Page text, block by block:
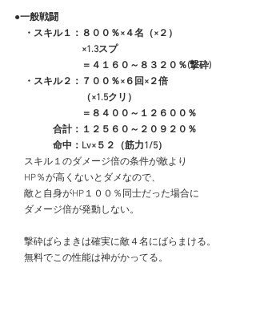
●一般戦闘
・スキル１：８００％×４名（×２）
×1.3スプ
＝４１６０～８３２０％(撃砕)
・スキル２：７００％×６回×２倍
（×1.5クリ）
＝８４００～１２６００％
合計：１２５６０～２０９２０％
命中：Lv×５２（筋力1/5）
スキル１のダメージ倍の条件が敵より
HP％が高くないとダメなので、
敵と自身がHP１００％同士だった場合に
ダメージ倍が発動しない。
撃砕ばらまきは確実に敵４名にばらまける。
無料でこの性能は神がかってる。